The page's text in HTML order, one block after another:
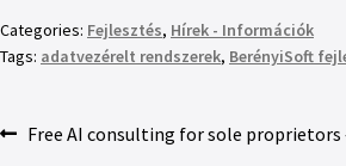
Categories: Fejlesztés, Hírek - Információk
Tags: adatvezérelt rendszerek, BerényiSoft
Free AI consulting for sole proprietors